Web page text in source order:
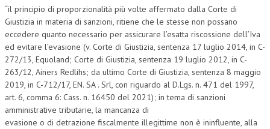
SICUREZZA SUL LAVORO
FISCO
DIRITTO TRIBUTARIO
FISCALITÀ INTERNAZIONALE
TAX RISK MANAGEMENT
CRIMINOLOGIA TRIBUTARIA
“il principio di proporzionalità più volte affermato dalla Corte di
Giustizia in materia di sanzioni, ritiene che le stesse non possano
eccedere quanto necessario per assicurare l’esatta riscossione dell’Iva
ed evitare l’evasione (v. Corte di Giustizia, sentenza 17 luglio 2014, in C-
272/13, Equoland; Corte di Giustizia, sentenza 19 luglio 2012, in C-
263/12, Ainers Redlihs; da ultimo Corte di Giustizia, sentenza 8 maggio
2019, in C-712/17, EN. SA . Srl, con riguardo al D.Lgs. n. 471 del 1997,
art. 6, comma 6: Cass. n. 16450 del 2021); in tema di sanzioni
amministrative tributarie, la mancanza di
evasione o di detrazione fiscalmente illegittime non è ininfluente, alla